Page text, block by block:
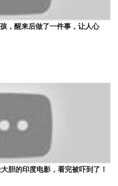
，醒来后做了一件事，让人心
胆的印度电影，看完被吓到了！